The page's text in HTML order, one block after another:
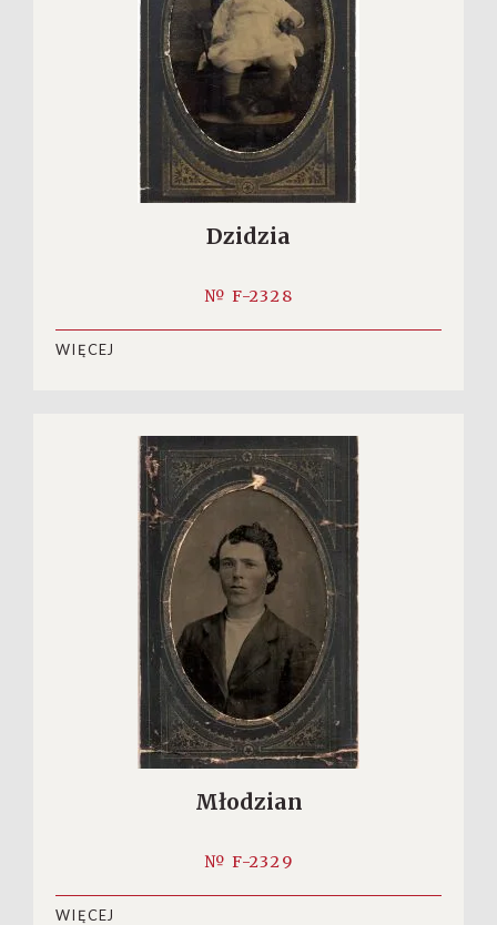
Dzidzia
№ F-2328
WIĘCEJ
Młodzian
№ F-2329
WIĘCEJ